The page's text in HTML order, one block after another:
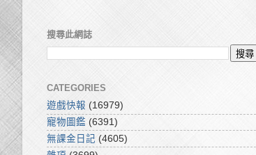
搜尋此網誌
CATEGORIES
遊戲快報 (16979)
寵物圖鑑 (6391)
無課金日記 (4605)